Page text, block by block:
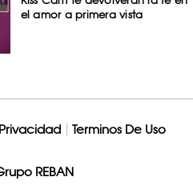
el amor a primera vista
Terminos De Uso
REBAN